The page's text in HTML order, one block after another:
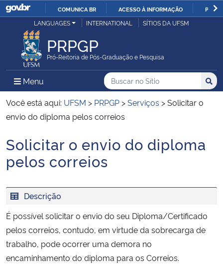
IR
COMUNICA BR ACESSO À INFORMAÇÃO
Ministério da Justiça e Segurança Pública
Ministério da Defesa
Ministério das Relações Exteriores
Ministério da Infraestrutura
Ministério da Cidadania
Ministério da Saúde
LANGUAGES INTERNATIONAL SÍTIOS DA UFSM
PRPGP
Pró-Reitoria de Pós-Graduação e Pesquisa
Menu Menu Principal do Sítio
Busca
Buscar no no Sítio
Busca:
Você está aqui: UFSM > PRPGP >Serviços >Solicitar o
envio do diploma pelos correios
Início do conteúdo
Solicitar o envio do diploma
pelos correios
Descrição
É possível solicitar o envio do seu Diploma/Certificado
pelos correios, contudo, em virtude da sobrecarga de
trabalho, pode ocorrer uma demora no
encaminhamento do diploma para os Correios.